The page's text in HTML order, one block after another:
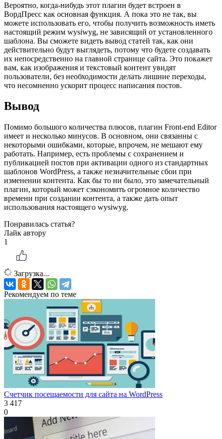
Вероятно, когда-нибудь этот плагин будет встроен в
ВордПресс как основная функция. А пока это не так, вы
можете использовать его, чтобы получить возможность иметь
настоящий режим wysiwyg, не зависящий от установленного
шаблона. Вы сможете видеть вывод статей так, как они
действительно будут выглядеть, потому что будете создавать
их непосредственно на главной странице сайта. Это покажет
вам, как изображения и текстовый контент увидят
пользователи, без необходимости делать лишние переходы,
что несомненно ускорит процесс написания постов.
Вывод
Помимо большого количества плюсов, плагин Front-end Editor
имеет и несколько минусов. В основном, они связанны с
некоторыми ошибками, которые, впрочем, не мешают ему
работать. Например, есть проблемы с сохранением и
публикацией постов при активации одного из стандартных
шаблонов WordPress, а также незначительные сбои при
изменении контента. Как бы то ни было, это замечательный
плагин, который может сэкономить огромное количество
времени при создании контента, а также дать опыт
использования настоящего wysiwyg.
Понравилась статья?
Лайк автору
1
Загрузка...
Рекомендуем по теме
Счетчик посещаемости для сайта на WordPress
3 417
0